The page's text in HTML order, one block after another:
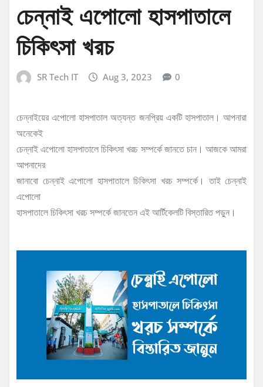
চেন্নাই এপোলো হাসপাতালে
চিকিৎসা খরচ
SR Tech IT Aug 3, 2023 0
চেন্নাইয়ের এপোলো হাসপাতাল অত্যন্ত জনপ্রিয় একটি হাসপাতাল। আপনারা
অনেকেই
চেন্নাই এপোলো হাসপাতালে চিকিৎসা খরচ সম্পর্কে জানতে চান। আজকে আমরা
আপনাদের
জানাবো চেন্নাই এপোলো হাসপাতালে চিকিৎসা খরচ সম্পর্কে। তাই চেন্নাই
এপোলো
হাসপাতালে চিকিৎসা খরচ সম্পর্কে জানতেন এই আর্টিকেলটি বিস্তারিত পড়ুন।